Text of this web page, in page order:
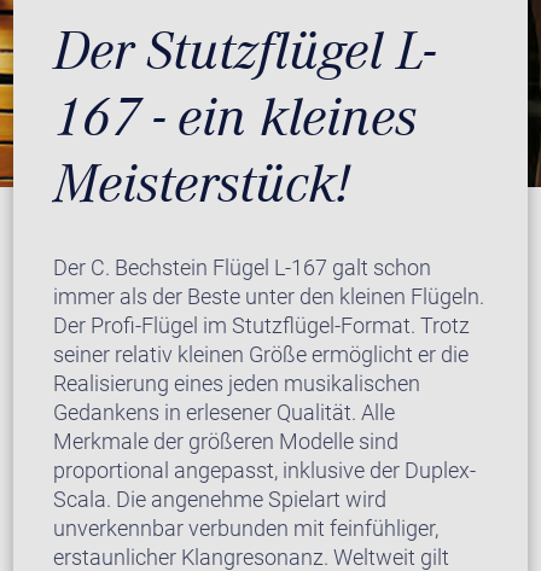
Der Stutzflügel L-
167 - ein kleines
Meisterstück!
Der C. Bechstein Flügel L-167 galt schon
immer als der Beste unter den kleinen Flügeln.
Der Profi-Flügel im Stutzflügel-Format. Trotz
seiner relativ kleinen Größe ermöglicht er die
Realisierung eines jeden musikalischen
Gedankens in erlesener Qualität. Alle
Merkmale der größeren Modelle sind
proportional angepasst, inklusive der Duplex-
Scala. Die angenehme Spielart wird
unverkennbar verbunden mit feinfühliger,
erstaunlicher Klangresonanz. Weltweit gilt